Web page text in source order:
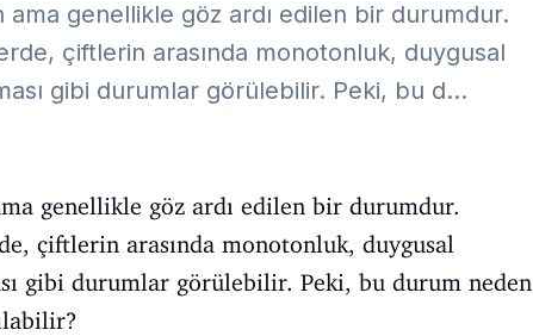
ama genellikle göz ardı edilen bir durumdur.
çiftlerin arasında monotonluk, duygusal
gibi durumlar görülebilir. Peki, bu d…
genellikle göz ardı edilen bir durumdur.
çiftlerin arasında monotonluk, duygusal
gibi durumlar görülebilir. Peki, bu durum neden